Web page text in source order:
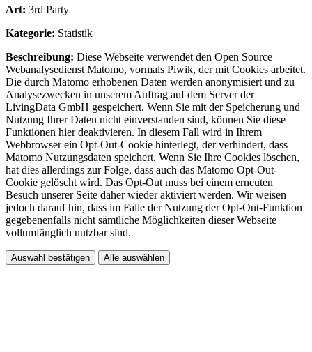
Art: 3rd Party
Kategorie: Statistik
Beschreibung: Diese Webseite verwendet den Open Source
Webanalysedienst Matomo, vormals Piwik, der mit Cookies arbeitet.
Die durch Matomo erhobenen Daten werden anonymisiert und zu
Analysezwecken in unserem Auftrag auf dem Server der
LivingData GmbH gespeichert. Wenn Sie mit der Speicherung und
Nutzung Ihrer Daten nicht einverstanden sind, können Sie diese
Funktionen hier deaktivieren. In diesem Fall wird in Ihrem
Webbrowser ein Opt-Out-Cookie hinterlegt, der verhindert, dass
Matomo Nutzungsdaten speichert. Wenn Sie Ihre Cookies löschen,
hat dies allerdings zur Folge, dass auch das Matomo Opt-Out-
Cookie gelöscht wird. Das Opt-Out muss bei einem erneuten
Besuch unserer Seite daher wieder aktiviert werden. Wir weisen
jedoch darauf hin, dass im Falle der Nutzung der Opt-Out-Funktion
gegebenenfalls nicht sämtliche Möglichkeiten dieser Webseite
vollumfänglich nutzbar sind.
Auswahl bestätigen Alle auswählen